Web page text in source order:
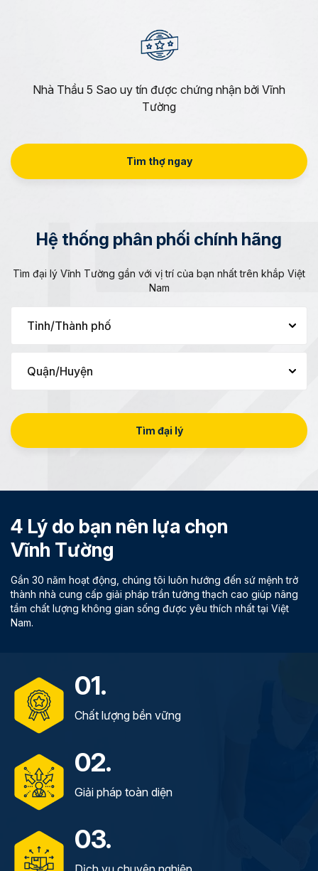
Nhà Thầu 5 Sao uy tín được chứng nhận bởi Vĩnh
Tường
Tìm thợ ngay
Hệ thống phân phối chính hãng
Tìm đại lý Vĩnh Tường gần với vị trí của bạn nhất trên khắp Việt
Nam
Tìm đại lý
4 Lý do bạn nên lựa chọn
Vĩnh Tường
Gần 30 năm hoạt động, chúng tôi luôn hướng đến sứ mệnh trở
thành nhà cung cấp giải pháp trần tường thạch cao giúp nâng
tầm chất lượng không gian sống được yêu thích nhất tại Việt
Nam.
01.
Chất lượng bền vững
02.
Giải pháp toàn diện
03.